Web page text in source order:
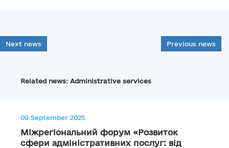
Next news Previous news
Related news: Administrative services
09 September 2025
Міжрегіональний форум «Розвиток
сфери адміністративних послуг: від